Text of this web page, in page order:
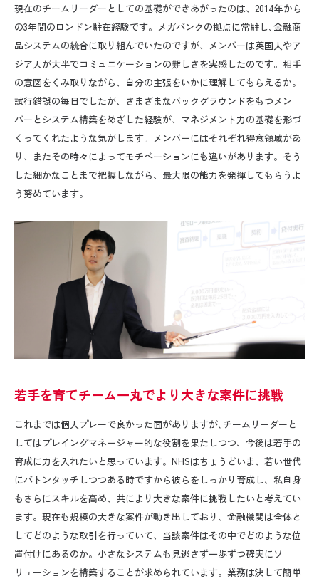
現在のチームリーダーとしての基礎ができあがったのは、2014年から
の3年間のロンドン駐在経験です。メガバンクの拠点に常駐し､金融商
品システムの統合に取り組んでいたのですが、メンバーは英国人やア
ジア人が大半でコミュニケーションの難しさを実感したのです。相手
の意図をくみ取りながら、自分の主張をいかに理解してもらえるか。
試行錯誤の毎日でしたが、さまざまなバックグラウンドをもつメン
バーとシステム構築をめざした経験が、マネジメント力の基礎を形づ
くってくれたような気がします。メンバーにはそれぞれ得意領域があ
り、またその時々によってモチベーションにも違いがあります。そう
した細かなことまで把握しながら、最大限の能力を発揮してもらうよ
う努めています。
若手を育てチーム一丸でより大きな案件に挑戦
これまでは個人プレーで良かった面がありますが､チームリーダーと
してはプレイングマネージャー的な役割を果たしつつ、今後は若手の
育成に力を入れたいと思っています。NHSはちょうどいま、若い世代
にバトンタッチしつつある時ですから彼らをしっかり育成し、私自身
もさらにスキルを高め、共により大きな案件に挑戦したいと考えてい
ます。現在も規模の大きな案件が動き出しており、金融機関は全体と
してどのような取引を行っていて、当該案件はその中でどのような位
置付けにあるのか。小さなシステムも見逃さず一歩ずつ確実にソ
リューションを構築することが求められています。業務は決して簡単